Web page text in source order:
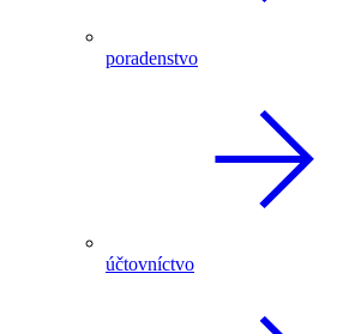
poradenstvo
účtovníctvo